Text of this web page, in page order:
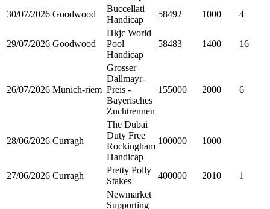
30/07/2026 Goodwood
Buccellati
Handicap
58492 1000 4
29/07/2026 Goodwood
Hkjc World
Pool
Handicap
58483 1400 16
26/07/2026 Munich-riem
Grosser
Dallmayr-
Preis -
Bayerisches
Zuchtrennen
155000 2000 6
28/06/2026 Curragh
The Dubai
Duty Free
Rockingham
Handicap
100000 1000
27/06/2026 Curragh
Pretty Polly
Stakes
400000 2010 1
Newmarket
Supporting